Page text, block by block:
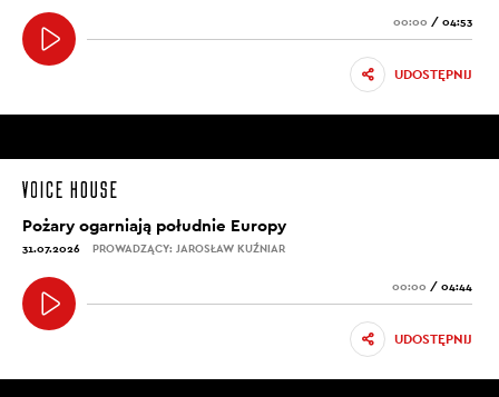
00:00 / 04:53
UDOSTĘPNIJ
Pożary ogarniają południe Europy
31.07.2026 PROWADZĄCY: JAROSŁAW KUŹNIAR
00:00 / 04:44
UDOSTĘPNIJ